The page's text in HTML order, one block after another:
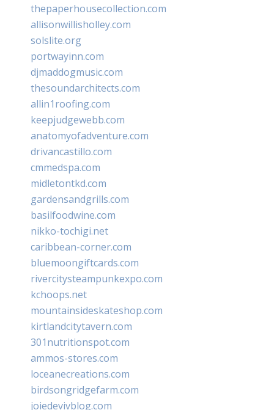
thepaperhousecollection.com
allisonwillisholley.com
solslite.org
portwayinn.com
djmaddogmusic.com
thesoundarchitects.com
allin1roofing.com
keepjudgewebb.com
anatomyofadventure.com
drivancastillo.com
cmmedspa.com
midletontkd.com
gardensandgrills.com
basilfoodwine.com
nikko-tochigi.net
caribbean-corner.com
bluemoongiftcards.com
rivercitysteampunkexpo.com
kchoops.net
mountainsideskateshop.com
kirtlandcitytavern.com
301nutritionspot.com
ammos-stores.com
loceanecreations.com
birdsongridgefarm.com
joiedevivblog.com